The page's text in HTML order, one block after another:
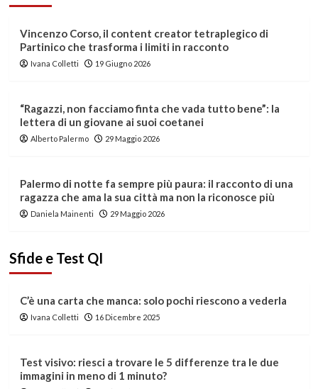
Vincenzo Corso, il content creator tetraplegico di
Partinico che trasforma i limiti in racconto
Ivana Colletti 19 Giugno 2026
“Ragazzi, non facciamo finta che vada tutto bene”: la
lettera di un giovane ai suoi coetanei
Alberto Palermo 29 Maggio 2026
Palermo di notte fa sempre più paura: il racconto di una
ragazza che ama la sua città ma non la riconosce più
Daniela Mainenti 29 Maggio 2026
Sfide e Test QI
C’è una carta che manca: solo pochi riescono a vederla
Ivana Colletti 16 Dicembre 2025
Test visivo: riesci a trovare le 5 differenze tra le due
immagini in meno di 1 minuto?